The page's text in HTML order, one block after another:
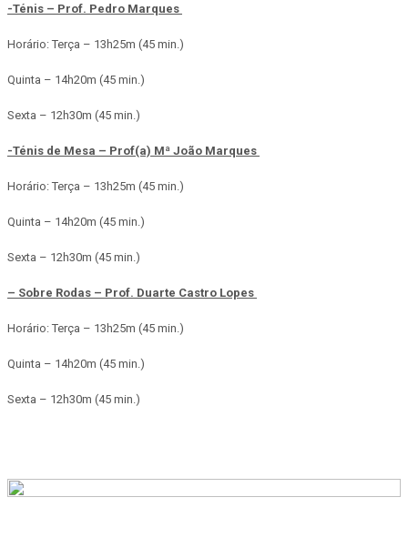
-Ténis – Prof. Pedro Marques
Horário: Terça – 13h25m (45 min.)
Quinta – 14h20m (45 min.)
Sexta – 12h30m (45 min.)
-Ténis de Mesa – Prof(a) Mª João Marques
Horário: Terça – 13h25m (45 min.)
Quinta – 14h20m (45 min.)
Sexta – 12h30m (45 min.)
– Sobre Rodas – Prof. Duarte Castro Lopes
Horário: Terça – 13h25m (45 min.)
Quinta – 14h20m (45 min.)
Sexta – 12h30m (45 min.)